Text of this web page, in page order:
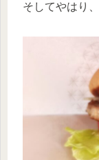
そしてやはり、